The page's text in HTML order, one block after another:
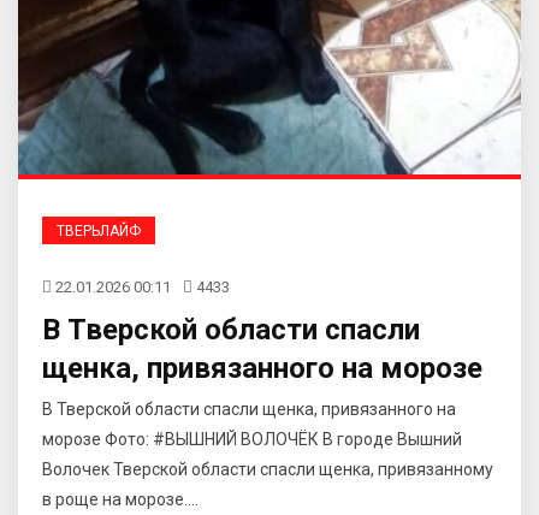
ТВЕРЬЛАЙФ
22.01.2026 00:11 4433
В Тверской области спасли
щенка, привязанного на морозе
В Тверской области спасли щенка, привязанного на
морозе Фото: #ВЫШНИЙ ВОЛОЧЁК В городе Вышний
Волочек Тверской области спасли щенка, привязанному
в роще на морозе....